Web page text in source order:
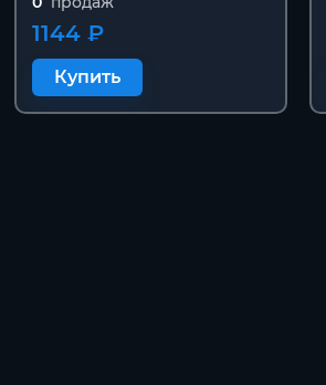
1144 ₽
Купить